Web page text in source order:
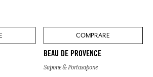
COMPRARE
BEAU DE PROVENCE
Sapone & Portasapone